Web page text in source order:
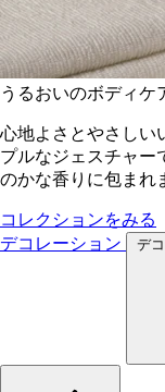
うるおいのボディケ
心地よさとやさしい
プルなジェスチャー
のかな香りに包まれ
コレクションをみる
デコレーション
デ